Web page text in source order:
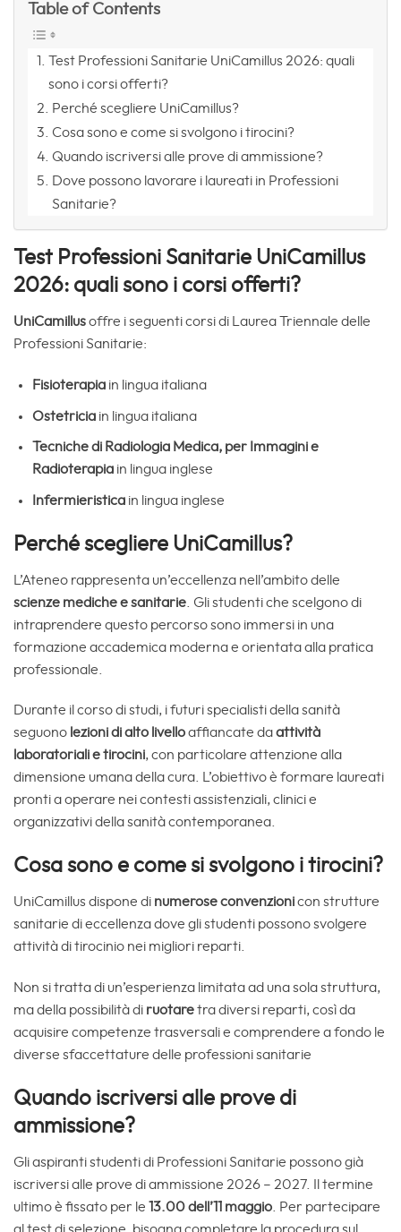
Table of Contents
Test Professioni Sanitarie UniCamillus 2026: quali
sono i corsi offerti?
Perché scegliere UniCamillus?
Cosa sono e come si svolgono i tirocini?
Quando iscriversi alle prove di ammissione?
Dove possono lavorare i laureati in Professioni
Sanitarie?
Test Professioni Sanitarie UniCamillus
2026: quali sono i corsi offerti?
UniCamillusoffre i seguenti corsi di Laurea Triennale delle
Professioni Sanitarie:
Fisioterapia in lingua italiana
Ostetricia in lingua italiana
Tecniche di Radiologia Medica, per Immagini e
Radioterapiain lingua inglese
Infermieristica in lingua inglese
Perché scegliere UniCamillus?
L’Ateneo rappresenta un’eccellenza nell’ambito delle
scienze mediche e sanitarie . Gli studenti che scelgono di
intraprendere questo percorso sono immersi in una
formazione accademica moderna e orientata alla pratica
professionale.
Durante il corso di studi, i futuri specialisti della sanità
seguono lezioni di alto livelloaffiancate daattività
laboratoriali e tirocini, con particolare attenzione alla
dimensione umana della cura. L’obiettivo è formare laureati
pronti a operare nei contesti assistenziali, clinici e
organizzativi della sanità contemporanea.
Cosa sono e come si svolgono i tirocini?
UniCamillus dispone di numerose convenzionicon strutture
sanitarie di eccellenza dove gli studenti possono svolgere
attività di tirocinio nei migliori reparti.
Non si tratta di un’esperienza limitata ad una sola struttura,
ma della possibilità di ruotaretra diversi reparti, così da
acquisire competenze trasversali e comprendere a fondo le
diverse sfaccettature delle professioni sanitarie
Quando iscriversi alle prove di
ammissione?
Gli aspiranti studenti di Professioni Sanitarie possono già
iscriversi alle prove di ammissione 2026 – 2027. Il termine
ultimo è fissato per le 13.00 dell’11 maggio . Per partecipare
al test di selezione, bisogna completare la procedura sul